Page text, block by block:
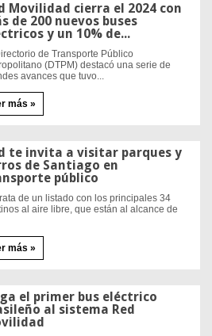
Movilidad cierra el 2024 con
de 200 nuevos buses
y un 10% de...
de Transporte Público
(DTPM) destacó una serie de
avances que tuvo...
más »
te invita a visitar parques y
de Santiago en
público
de un listado con los principales 34
al aire libre, que están al alcance de
más »
el primer bus eléctrico
al sistema Red